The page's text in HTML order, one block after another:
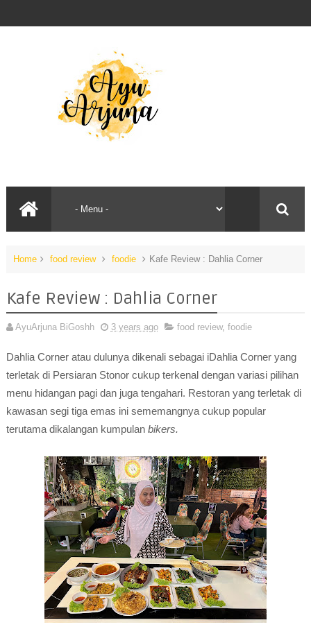
Home food review foodie Kafe Review : Dahlia Corner
Kafe Review : Dahlia Corner
AyuArjuna BiGoshh 3 years ago food review, foodie
Dahlia Corner atau dulunya dikenali sebagai iDahlia Corner yang
terletak di Persiaran Stonor cukup terkenal dengan variasi pilihan
menu hidangan pagi dan juga tengahari. Restoran yang terletak di
kawasan segi tiga emas ini sememangnya cukup popular
terutama dikalangan kumpulan bikers.